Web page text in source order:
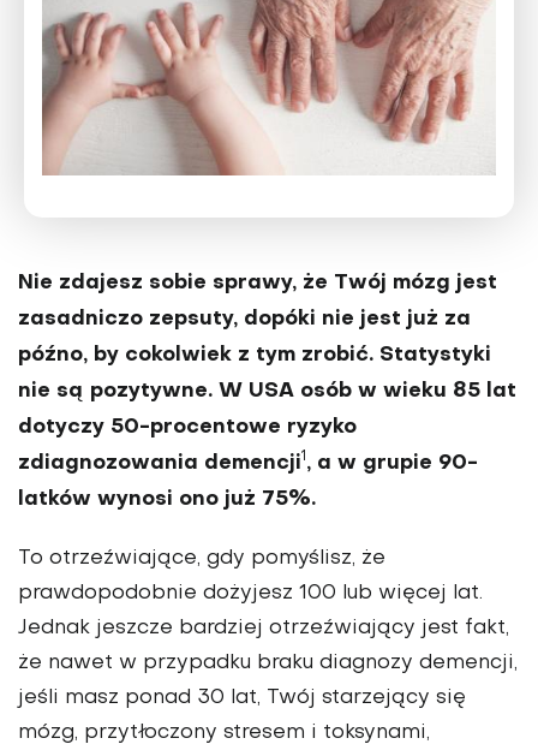
Nie zdajesz sobie sprawy, że Twój mózg jest
zasad­niczo zepsuty, dopóki nie jest już za
późno, by co­kolwiek z tym zrobić. Statystyki
nie są pozytywne. W USA osób w wieku 85 lat
dotyczy 50-procentowe ry­zyko
zdiagnozowania demencji1 , a w grupie 90-
latków wynosi ono już 75%.
To otrzeźwiające, gdy pomyślisz, że
prawdopodobnie dożyjesz 100 lub więcej lat.
Jednak jeszcze bardziej otrzeźwiający jest fakt,
że nawet w przypadku braku diagnozy de­mencji,
jeśli masz ponad 30 lat, Twój starzejący się
mózg, przytłoczony stresem i toksynami,